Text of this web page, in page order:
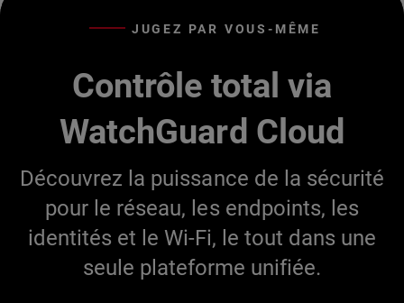
JUGEZ PAR VOUS-MÊME
Contrôle total via
WatchGuard Cloud
Découvrez la puissance de la sécurité
pour le réseau, les endpoints, les
identités et le Wi-Fi, le tout dans une
seule plateforme unifiée.